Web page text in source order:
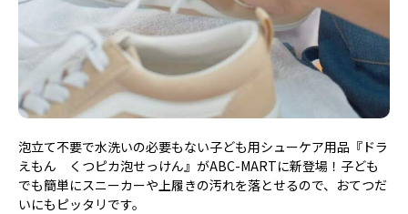
泡立て不要で水洗いの必要もない子ども用シューケア用品『ドラ
えもん くつピカ泡せっけん』がABC-MARTに新登場！子ども
でも簡単にスニーカーや上履きの汚れを落とせるので、おてつだ
いにもピッタリです。